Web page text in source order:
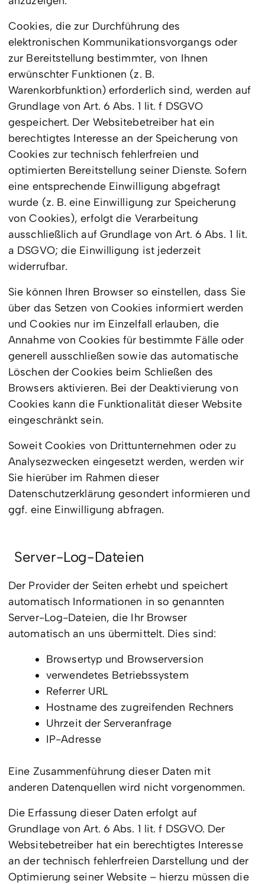
Cookies, die zur Durchführung des
elektronischen Kommunikationsvorgangs oder
zur Bereitstellung bestimmter, von Ihnen
erwünschter Funktionen (z. B.
Warenkorbfunktion) erforderlich sind, werden auf
Grundlage von Art. 6 Abs. 1 lit. f DSGVO
gespeichert. Der Websitebetreiber hat ein
berechtigtes Interesse an der Speicherung von
Cookies zur technisch fehlerfreien und
optimierten Bereitstellung seiner Dienste. Sofern
eine entsprechende Einwilligung abgefragt
wurde (z. B. eine Einwilligung zur Speicherung
von Cookies), erfolgt die Verarbeitung
ausschließlich auf Grundlage von Art. 6 Abs. 1 lit.
a DSGVO; die Einwilligung ist jederzeit
widerrufbar.
Sie können Ihren Browser so einstellen, dass Sie
über das Setzen von Cookies informiert werden
und Cookies nur im Einzelfall erlauben, die
Annahme von Cookies für bestimmte Fälle oder
generell ausschließen sowie das automatische
Löschen der Cookies beim Schließen des
Browsers aktivieren. Bei der Deaktivierung von
Cookies kann die Funktionalität dieser Website
eingeschränkt sein.
Soweit Cookies von Drittunternehmen oder zu
Analysezwecken eingesetzt werden, werden wir
Sie hierüber im Rahmen dieser
Datenschutzerklärung gesondert informieren und
ggf. eine Einwilligung abfragen.
Server-Log-Dateien
Der Provider der Seiten erhebt und speichert
automatisch Informationen in so genannten
Server-Log-Dateien, die Ihr Browser
automatisch an uns übermittelt. Dies sind:
Browsertyp und Browserversion
verwendetes Betriebssystem
Referrer URL
Hostname des zugreifenden Rechners
Uhrzeit der Serveranfrage
IP-Adresse
Eine Zusammenführung dieser Daten mit
anderen Datenquellen wird nicht vorgenommen.
Die Erfassung dieser Daten erfolgt auf
Grundlage von Art. 6 Abs. 1 lit. f DSGVO. Der
Websitebetreiber hat ein berechtigtes Interesse
an der technisch fehlerfreien Darstellung und der
Optimierung seiner Website – hierzu müssen die